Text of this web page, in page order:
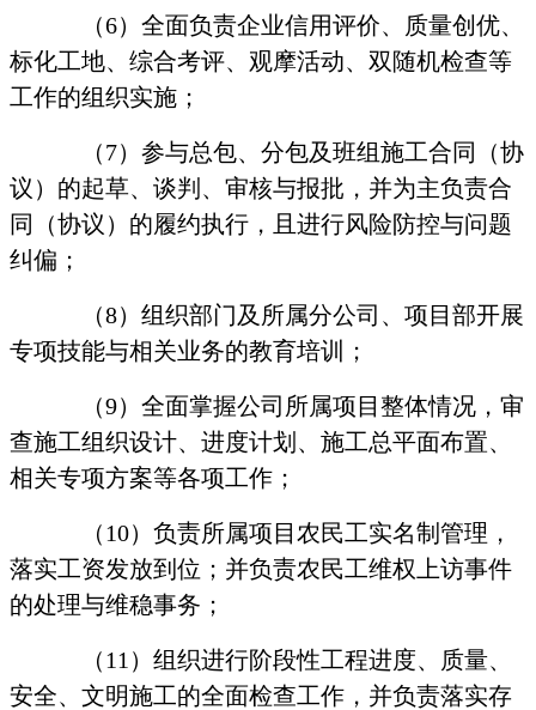
（6）全面负责企业信用评价、质量创优、
标化工地、综合考评、观摩活动、双随机检查等
工作的组织实施；
（7）参与总包、分包及班组施工合同（协
议）的起草、谈判、审核与报批，并为主负责合
同（协议）的履约执行，且进行风险防控与问题
纠偏；
（8）组织部门及所属分公司、项目部开展
专项技能与相关业务的教育培训；
（9）全面掌握公司所属项目整体情况，审
查施工组织设计、进度计划、施工总平面布置、
相关专项方案等各项工作；
（10）负责所属项目农民工实名制管理，
落实工资发放到位；并负责农民工维权上访事件
的处理与维稳事务；
（11 ）组织进行阶段性工程进度、质量、
安全、文明施工的全面检查工作，并负责落实存